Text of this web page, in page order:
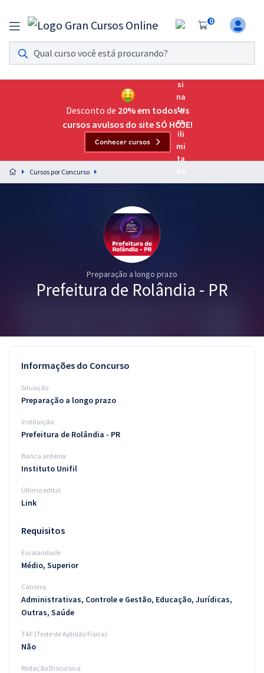
0
Assinatura Ilimitada 11
Acesso a todos os cursos. Teste grátis por 7 dias!
Assinatura OAB Até Passar
Acesso ilimitado a toda preparação para o Exame da
Preparação completa e intensiva para as principais
residências em saúde do Brasil
Graduação
Questões grátis
Blog
Aprovados
Atendimento
Desconto de 20% em todos os
cursos avulsos do site SÓ HOJE!
Conhecer cursos
Cursos por Concurso
Preparação a longo prazo
Prefeitura de Rolândia - PR
Informações do Concurso
Situação
Preparação a longo prazo
Instituição
Prefeitura de Rolândia - PR
Banca anterior
Instituto Unifil
Último edital
Link
Requisitos
Escolaridade
Médio, Superior
Carreira
Administrativas, Controle e Gestão, Educação, Jurídicas,
Outras, Saúde
TAF (Teste de Aptidão Física)
Não
Redação Discursiva